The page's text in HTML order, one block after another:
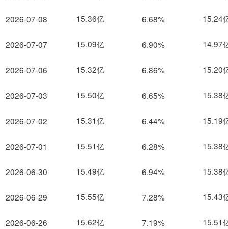
2026-07-08
2026-07-07
2026-07-06
2026-07-03
2026-07-02
2026-07-01
2026-06-30
2026-06-29
2026-06-26
15.36亿 6.68% 15.24
15.09亿 6.90% 14.97
15.32亿 6.86% 15.20
15.50亿 6.65% 15.38
15.31亿 6.44% 15.19
15.51亿 6.28% 15.38
15.49亿 6.94% 15.38
15.55亿 7.28% 15.43
15.62亿 7.19% 15.51